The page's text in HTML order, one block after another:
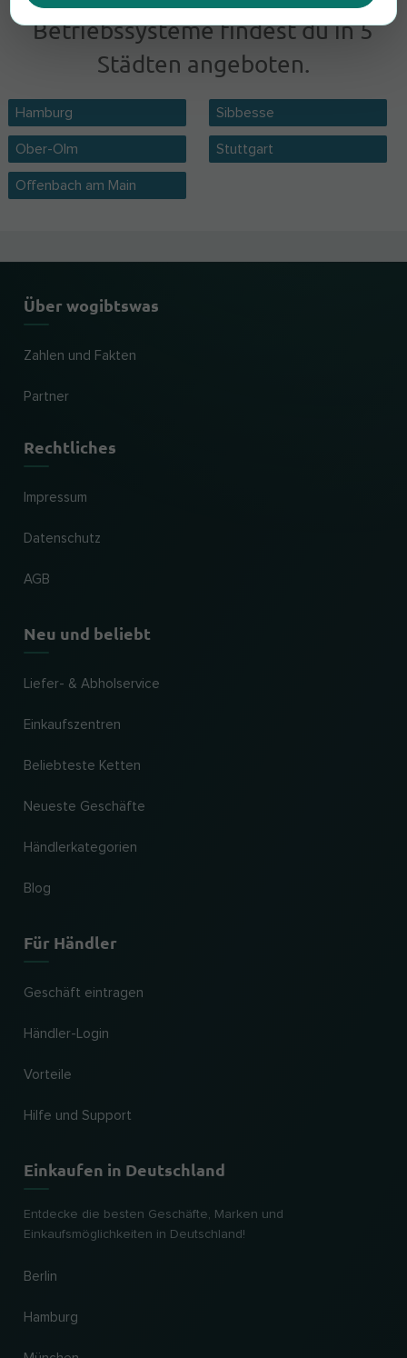
Betriebssysteme findest du in 5
Städten angeboten.
Hamburg
Ober-Olm
Offenbach am Main
Sibbesse
Stuttgart
Über wogibtswas
Zahlen und Fakten
Partner
Rechtliches
Impressum
Datenschutz
AGB
Neu und beliebt
Liefer- & Abholservice
Einkaufszentren
Beliebteste Ketten
Neueste Geschäfte
Händlerkategorien
Blog
Für Händler
Geschäft eintragen
Händler-Login
Vorteile
Hilfe und Support
Einkaufen in Deutschland
Entdecke die besten Geschäfte, Marken und
Einkaufsmöglichkeiten in Deutschland!
Berlin
Hamburg